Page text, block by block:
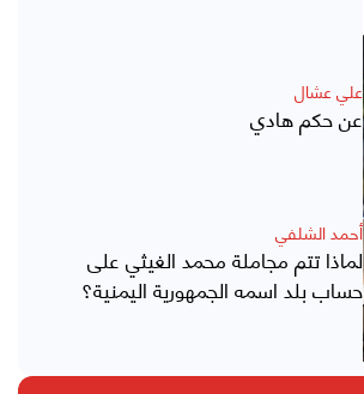
علي عشال
عن حكم هادي
أحمد الشلفي
لماذا تتم مجاملة محمد الغيثي على
حساب بلد اسمه الجمهورية اليمنية؟